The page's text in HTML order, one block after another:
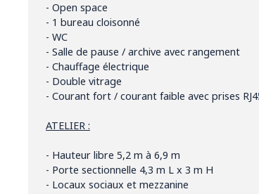
- Open space
- 1 bureau cloisonné
- WC
- Salle de pause / archive avec rangement
- Chauffage électrique
- Double vitrage
- Courant fort / courant faible avec prises
ATELIER :
- Hauteur libre 5,2 m à 6,9 m
- Porte sectionnelle 4,3 m L x 3 m H
- Locaux sociaux et mezzanine